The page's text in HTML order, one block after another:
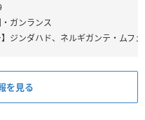
・ガンランス
】ジンダハド、ネルギガンテ・ムフ
を見る